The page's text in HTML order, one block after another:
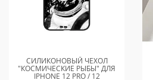
СИЛИКОНОВЫЙ ЧЕХОЛ
"КОСМИЧЕСКИЕ РЫБЫ" ДЛЯ
IPHONE 12 PRO / 12